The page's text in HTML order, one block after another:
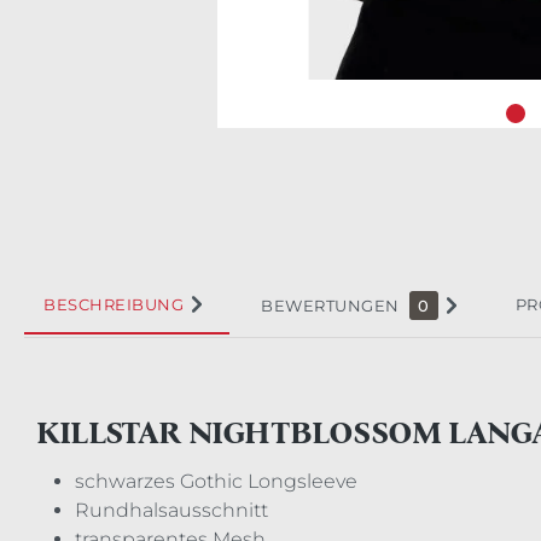
BESCHREIBUNG BEWERTUNGEN 0
KILLSTAR NIGHTBLOSSOM
schwarzes Gothic Longsleeve
Rundhalsausschnitt